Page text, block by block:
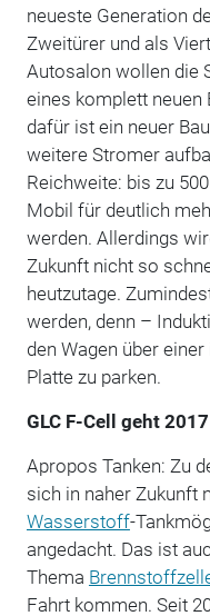
neueste Generation
Zweitürer und als
Autosalon wollen die
eines komplett neuen
dafür ist ein neuer
weitere Stromer
Reichweite: bis zu
Mobil für deutlich
werden. Allerdings
Zukunft nicht so
heutzutage.
werden, denn –
den Wagen über
Platte zu parken.
GLC F-Cell geht
Apropos Tanken: Zu
sich in naher Zukunft
Wasserstoff-
angedacht. Das ist
Thema
Fahrt kommen. Seit